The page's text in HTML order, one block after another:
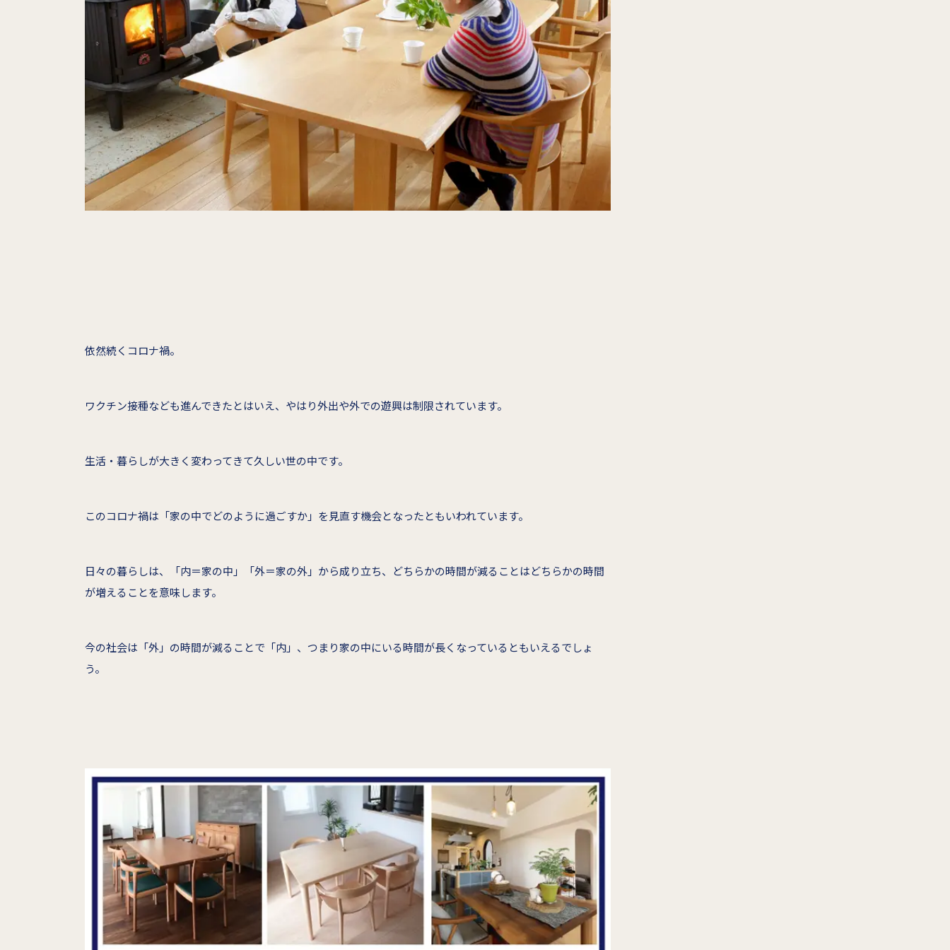
依然続くコロナ禍。
ワクチン接種なども進んできたとはいえ、やはり外出や外での遊興は制限されています。
生活・暮らしが大きく変わってきて久しい世の中です。
このコロナ禍は「家の中でどのように過ごすか」を見直す機会となったともいわれています。
日々の暮らしは、「内＝家の中」「外＝家の外」から成り立ち、どちらかの時間が減ることはどちらかの時間
が増えることを意味します。
今の社会は「外」の時間が減ることで「内」、つまり家の中にいる時間が長くなっているともいえるでしょ
う。